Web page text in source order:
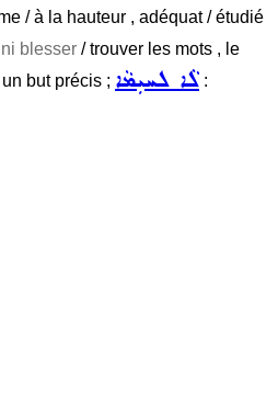
/ à la hauteur , adéquat / étudié
blesser / trouver les mots , le
but précis ; ܠܵܐ ܠܚܝܼܡܵܐ :